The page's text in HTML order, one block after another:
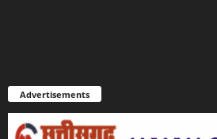
Advertisements